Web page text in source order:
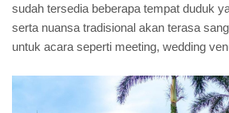
sudah tersedia beberapa tempat duduk
serta nuansa tradisional akan terasa
untuk acara seperti meeting, wedding